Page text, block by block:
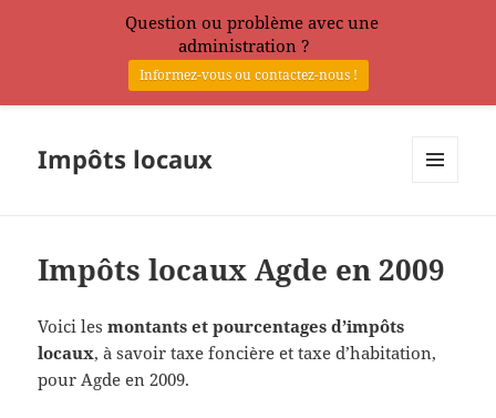
Impôts locaux
Impôts locaux Agde en 2009
Voici lesmontants et pourcentages d’impôts
locaux, à savoir taxe foncière et taxe d’habitation,
pour Agde en 2009.
Question ou problème avec une
administration ?
Informez-vous ou contactez-nous !